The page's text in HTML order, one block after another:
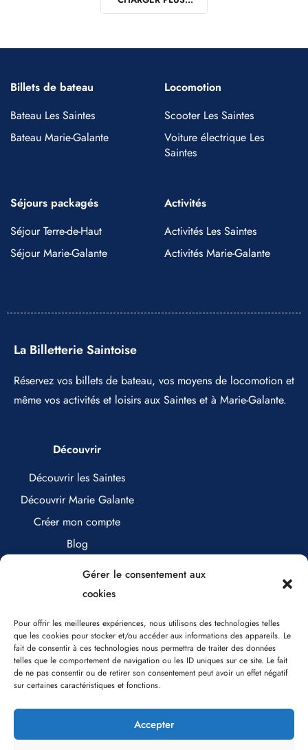
Gérer le consentement aux
cookies
Pour offrir les meilleures expériences, nous utilisons des technologies telles
que les cookies pour stocker et/ou accéder aux informations des appareils. Le
fait de consentir à ces technologies nous permettra de traiter des données
telles que le comportement de navigation ou les ID uniques sur ce site. Le fait
de ne pas consentir ou de retirer son consentement peut avoir un effet négatif
sur certaines caractéristiques et fonctions.
Accepter
Billets de bateau
Bateau Les Saintes
Bateau Marie-Galante
Locomotion
Scooter Les Saintes
Voiture électrique Les
Saintes
Séjours packagés
Séjour Terre-de-Haut
Séjour Marie-Galante
Activités
Activités Les Saintes
Activités Marie-Galante
La Billetterie Saintoise
Réservez vos billets de bateau, vos moyens de locomotion et
même vos activités et loisirs aux Saintes et à Marie-Galante.
Découvrir
Découvrir les Saintes
Découvrir Marie Galante
Créer mon compte
Blog
Nous contacter
0890 17 25 71 (0,80€/minute)
contact@labilletteriesaintoise.com